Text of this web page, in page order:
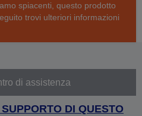
spiacenti, questo prodotto
trovi ulteriori informazioni
di assistenza
DI QUESTO